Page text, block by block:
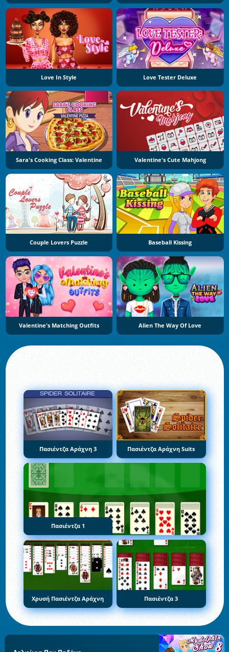
Love In Style Love Tester Deluxe
Sara's Cooking Class: Valentine Valentine's Cute Mahjong
Couple Lovers Puzzle Baseball Kissing
Valentine's Matching Outfits Alien The Way Of Love
Πασιέντζα Αράχνη 3 Πασιέντζα Αράχνη Suits
Πασιέντζα 1
Χρυσή Πασιέντζα Αράχνη Πασιέντζα 3